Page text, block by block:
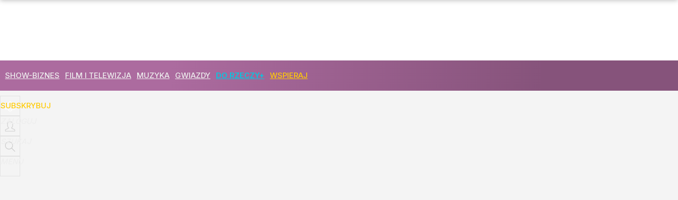
SHOW-BIZNES FILM I TELEWIZJA MUZYKA GWIAZDY DO RZECZY+ WSPIERAJ
SUBSKRYBUJ
ZALOGUJ
SZUKAJ